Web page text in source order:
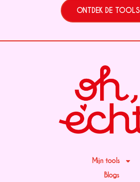
ONTDEK DE TOOLS
Mijn tools
Blogs